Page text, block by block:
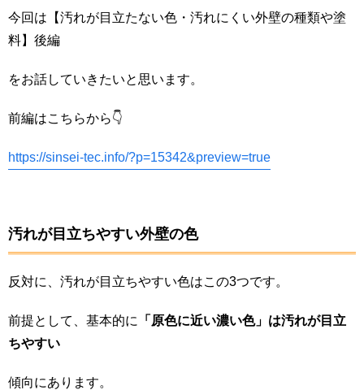
今回は【汚れが目立たない色・汚れにくい外壁の種類や塗
料】後編
をお話していきたいと思います。
前編はこちらから👇
https://sinsei-tec.info/?p=15342&preview=true
汚れが目立ちやすい外壁の色
反対に、汚れが目立ちやすい色はこの3つです。
前提として、基本的に
「原色に近い濃い色」は汚れが目立
ちやすい
傾向にあります。